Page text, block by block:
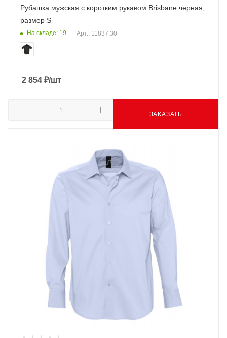
Рубашка мужская с коротким рукавом Brisbane черная,
размер S
На складе: 19 Арт.: 11837.30
2 854 ₽/шт
ЗАКАЗАТЬ